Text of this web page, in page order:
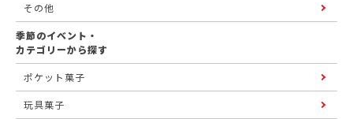
その他
季節のイベント・
カテゴリーから探す
ポケット菓子
玩具菓子